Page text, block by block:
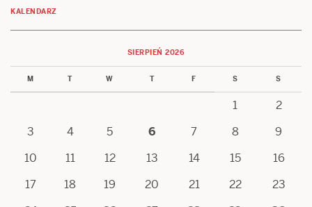
KALENDARZ
SIERPIEŃ 2026
M T W T F S S
1
2
3
4 5 6 7 8
9
10
11 12 13 14 15
16
17
18 19 20 21 22
23